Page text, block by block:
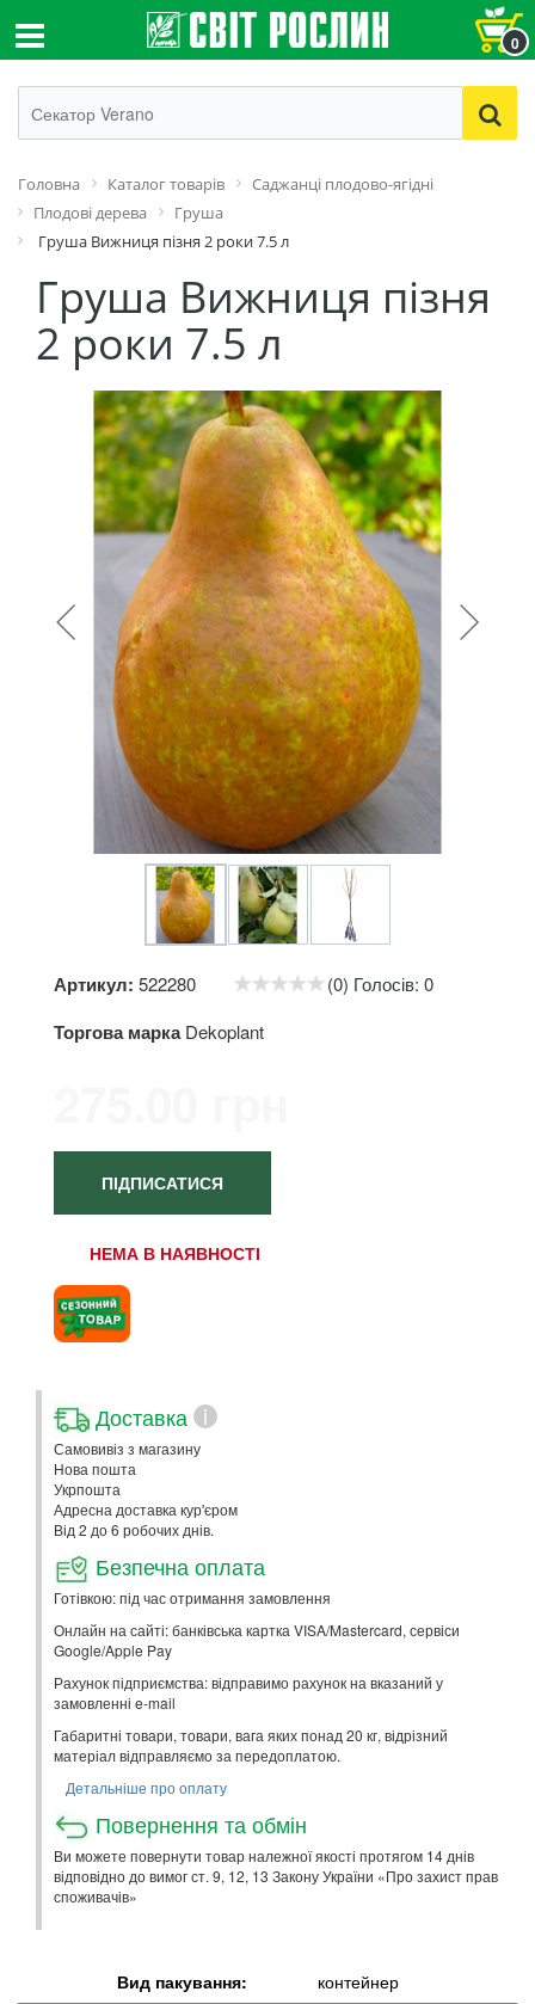
0
Головна Каталог товарів
Саджанці плодово-ягідні
Плодові дерева
Груша
Груша Вижниця пізня 2 роки 7.5 л
Груша Вижниця пізня
2 роки 7.5 л
Артикул: 522280 (0) Голосів: 0
Торгова марка Dekoplant
ПІДПИСАТИСЯ
НЕМА В НАЯВНОСТІ
Доставка i
Самовивіз з магазину
Нова пошта
Укрпошта
Адресна доставка кур'єром
Від 2 до 6 робочих днів.
Безпечна оплата
Готівкою: під час отримання замовлення
Онлайн на сайті: банківська картка VISA/Mastercard, сервіси
Google/Apple Pay
Рахунок підприємства: відправимо рахунок на вказаний у
замовленні e-mail
Габаритні товари, товари, вага яких понад 20 кг, відрізний
матеріал відправляємо за передоплатою.
Детальніше про оплату
Повернення та обмін
Ви можете повернути товар належної якості протягом 14 днів
відповідно до вимог ст. 9, 12, 13 Закону України «Про захист прав
споживачів»
Вид пакування:
контейнер